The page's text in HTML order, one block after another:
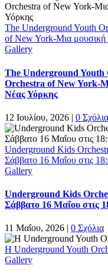
The Underground Youth
of New York-Μια μουσική
Gallery
The Underground
Orchestra of New York-
Νέας Υόρκης
12 Ιουλίου, 2026 | 0 Σχόλια
Underground Kids
Σάββατο 16 Μαΐου στις
Gallery
Underground Kids
Σάββατο 16 Μαΐου στις
11 Μαΐου, 2026 | 0 Σχόλια
Η Underground Youth
Gallery